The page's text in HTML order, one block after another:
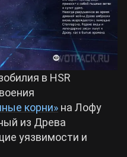
в HSR
корни» на Лофу
из Древа
уязвимости и